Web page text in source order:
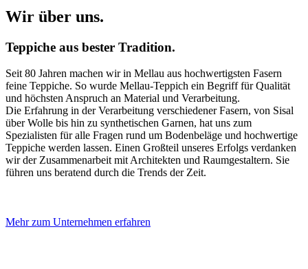
Wir über uns.
Teppiche aus bester Tradition.
Seit 80 Jahren machen wir in Mellau aus hochwertigsten Fasern
feine Teppiche. So wurde Mellau-Teppich ein Begriff für Qualität
und höchsten Anspruch an Material und Verarbeitung.
Die Erfahrung in der Verarbeitung verschiedener Fasern, von Sisal
über Wolle bis hin zu synthetischen Garnen, hat uns zum
Spezialisten für alle Fragen rund um Bodenbeläge und hochwertige
Teppiche werden lassen. Einen Großteil unseres Erfolgs verdanken
wir der Zusammenarbeit mit Architekten und Raumgestaltern. Sie
führen uns beratend durch die Trends der Zeit.
Mehr zum Unternehmen erfahren